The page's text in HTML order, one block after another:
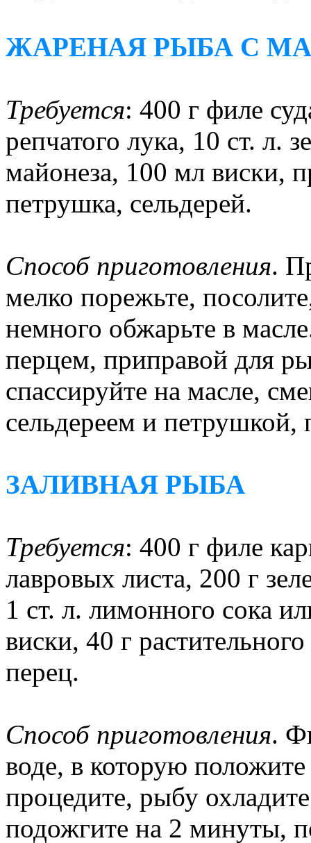
ЖАРЕНАЯ РЫБА С
Требуется: 400 г филе
репчатого лука, 10 ст. л.
майонеза, 100 мл виски,
петрушка, сельдерей.
Способ приготовления.
мелко порежьте,
немного обжарьте в
перцем, приправой для
спассируйте на масле,
сельдереем и петрушкой,
ЗАЛИВНАЯ РЫБА
Требуется: 400 г филе
лавровых листа, 200 г
1 ст. л. лимонного сока
виски, 40 г
перец.
Способ приготовления.
воде, в которую
процедите, рыбу
подожгите на 2 минуты,